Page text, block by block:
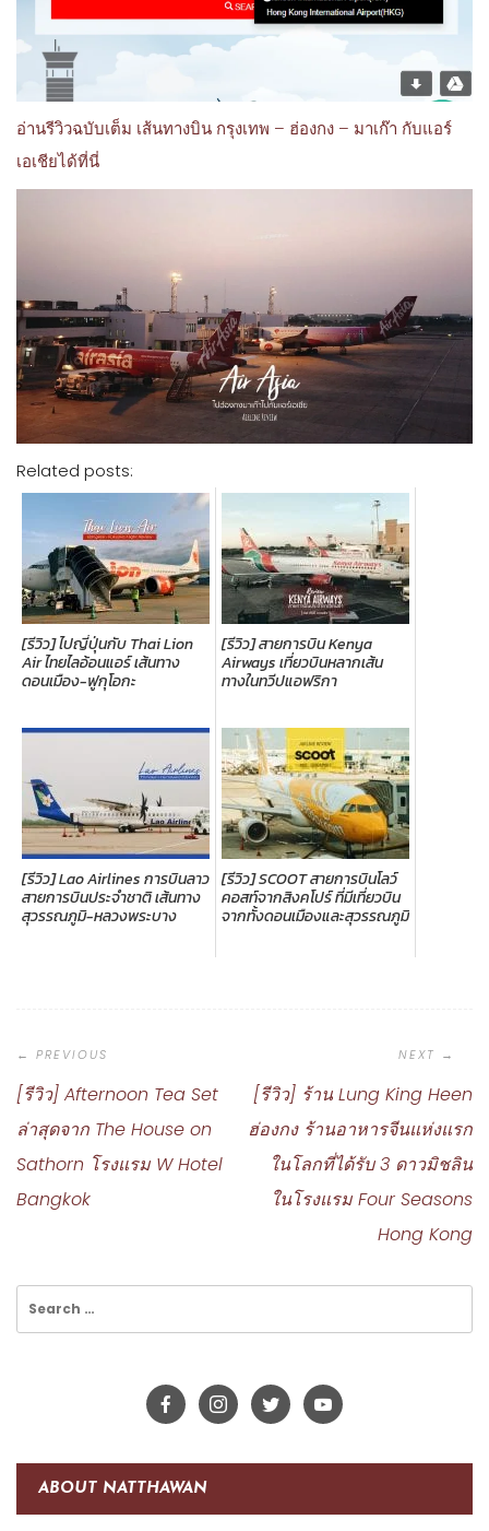
อ่านรีวิวฉบับเต็ม เส้นทางบิน กรุงเทพ – ฮ่องกง – มาเก๊า กับแอร์
เอเชียได้ที่นี่
Related posts:
[รีวิว] ไปญี่ปุ่นกับ Thai Lion
Air ไทยไลอ้อนแอร์ เส้นทาง
ดอนเมือง-ฟูกุโอกะ
[รีวิว] สายการบิน Kenya
Airways เที่ยวบินหลากเส้น
ทางในทวีปแอฟริกา
[รีวิว] Lao Airlines การบินลาว
สายการบินประจำชาติ เส้นทาง
สุวรรณภูมิ-หลวงพระบาง
[รีวิว] SCOOT สายการบินโลว์
คอสท์จากสิงคโปร์ ที่มีเที่ยวบิน
จากทั้งดอนเมืองและสุวรรณภูมิ
Navigation
[รีวิว] Afternoon Tea Set
ล่าสุดจาก The House on
Sathorn โรงแรม W Hotel
Bangkok
[รีวิว] ร้าน Lung King Heen
ฮ่องกง ร้านอาหารจีนแห่งแรก
ในโลกที่ได้รับ 3 ดาวมิชลิน
ในโรงแรม Four Seasons
Hong Kong
Search
for:
ABOUT NATTHAWAN